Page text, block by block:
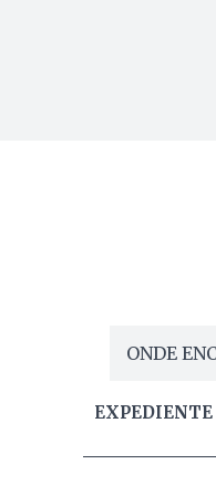
ONDE
EXPEDIENTE